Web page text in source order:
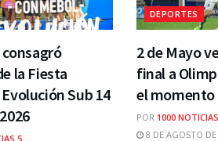
la Fiesta
Sub 14
5
DEPORTES
2 de Mayo
final a
el momento
POR 1000
8 DE AGOSTO